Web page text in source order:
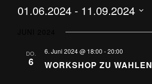
01.06.2024 - 11.09.2024
DO.
6
6. Juni 2024 @ 18:00 -20:00
WORKSHOP ZU WAHLEN